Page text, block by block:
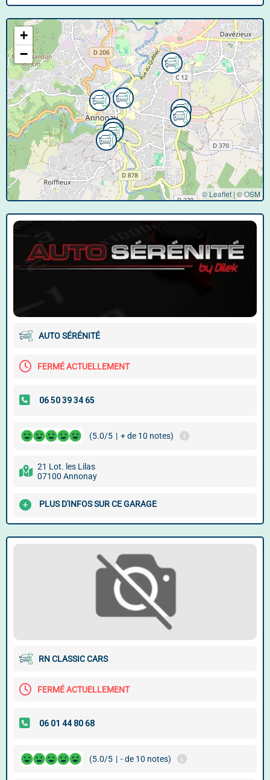
+
−
© Leaflet | ©OSM
AUTO SÉRÉNITÉ
FERMÉ ACTUELLEMENT
(5.0/5 | + de 10 notes)
21 Lot. les Lilas
07100 Annonay
PLUS D'INFOS SUR CE GARAGE
RN CLASSIC CARS
FERMÉ ACTUELLEMENT
(5.0/5 | - de 10 notes)